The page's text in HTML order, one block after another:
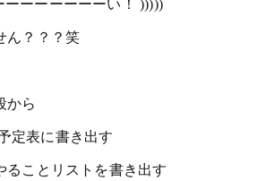
ーーーーーーーい！ )))))
ん？？？笑
から
定表に書き出す
ことリストを書き出す